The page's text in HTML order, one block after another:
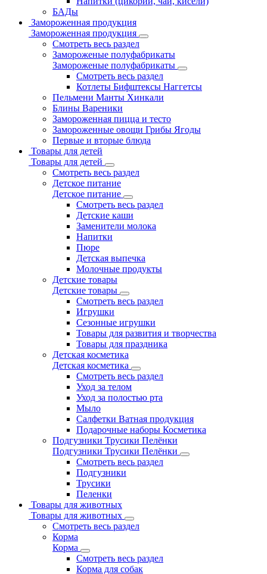
БАДы
Замороженная продукция
Замороженная продукция
Смотреть весь раздел
Замороженые полуфабрикаты
Замороженые полуфабрикаты
Смотреть весь раздел
Котлеты Бифштексы Наггетсы
Пельмени Манты Хинкали
Блины Вареники
Замороженная пицца и тесто
Замороженные овощи Грибы Ягоды
Первые и вторые блюда
Товары для детей
Товары для детей
Смотреть весь раздел
Детское питание
Детское питание
Смотреть весь раздел
Детские каши
Заменители молока
Напитки
Пюре
Детская выпечка
Молочные продукты
Детские товары
Детские товары
Смотреть весь раздел
Игрушки
Сезонные игрушки
Товары для развития и творчества
Товары для праздника
Детская косметика
Детская косметика
Смотреть весь раздел
Уход за телом
Уход за полостью рта
Мыло
Салфетки Ватная продукция
Подарочные наборы Косметика
Подгузники Трусики Пелёнки
Подгузники Трусики Пелёнки
Смотреть весь раздел
Подгузники
Трусики
Пеленки
Товары для животных
Товары для животных
Смотреть весь раздел
Корма
Корма
Смотреть весь раздел
Корма для собак